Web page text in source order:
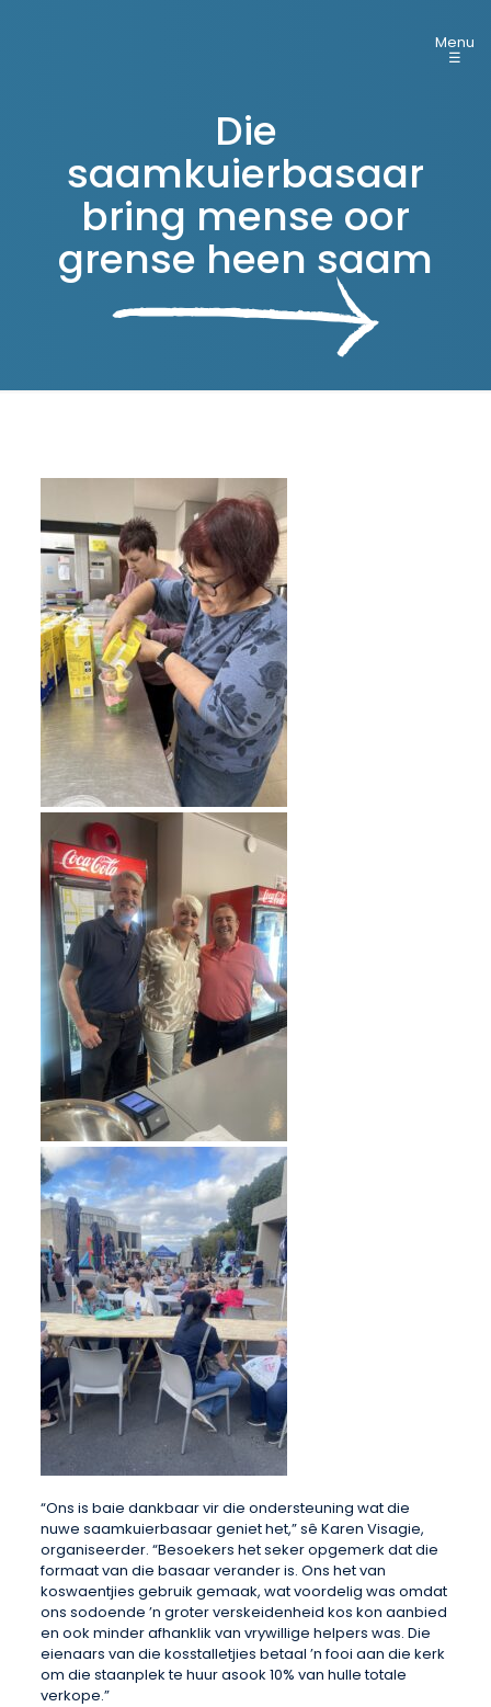
Menu
☰
Die
saamkuierbasaar
bring mense oor
grense heen saam
“Ons is baie dankbaar vir die ondersteuning wat die
nuwe saamkuierbasaar geniet het,” sê Karen Visagie,
organiseerder. “Besoekers het seker opgemerk dat die
formaat van die basaar verander is. Ons het van
koswaentjies gebruik gemaak, wat voordelig was omdat
ons sodoende ’n groter verskeidenheid kos kon aanbied
en ook minder afhanklik van vrywillige helpers was. Die
eienaars van die kosstalletjies betaal ’n fooi aan die kerk
om die staanplek te huur asook 10% van hulle totale
verkope.”